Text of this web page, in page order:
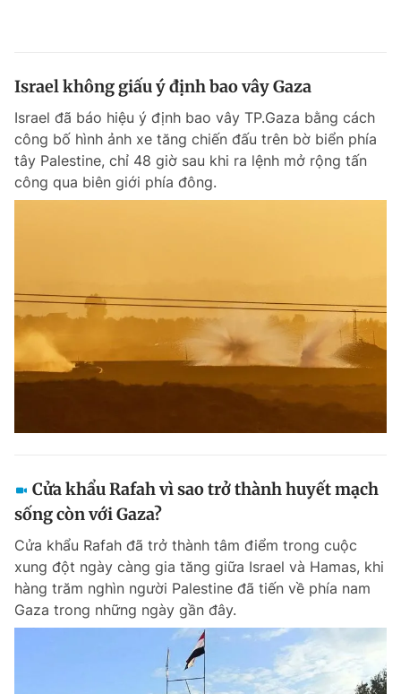
Israel không giấu ý định bao vây Gaza
Israel đã báo hiệu ý định bao vây TP.Gaza bằng cách
công bố hình ảnh xe tăng chiến đấu trên bờ biển phía
tây Palestine, chỉ 48 giờ sau khi ra lệnh mở rộng tấn
công qua biên giới phía đông.
Cửa khẩu Rafah vì sao trở thành huyết mạch
sống còn với Gaza?
Cửa khẩu Rafah đã trở thành tâm điểm trong cuộc
xung đột ngày càng gia tăng giữa Israel và Hamas, khi
hàng trăm nghìn người Palestine đã tiến về phía nam
Gaza trong những ngày gần đây.